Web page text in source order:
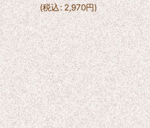
(税込: 2,970円)